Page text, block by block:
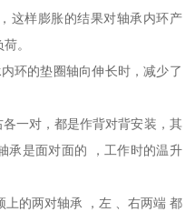
这样膨胀的结果对轴承内环产
。
环的垫圈轴向伸长时，减少了
一对，都是作背对背安装，其
承是面对面的 ，工作时的温升
的两对轴承 ，左 、右两端 都